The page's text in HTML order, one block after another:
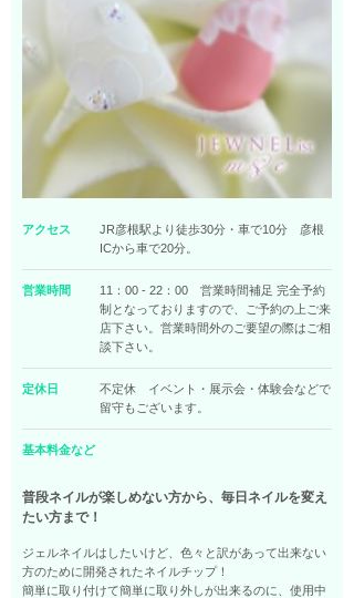
アクセス
JR彦根駅より徒歩30分・車で10分 彦根
ICから車で20分。
営業時間
11：00 - 22：00 営業時間補足 完全予約
制となっておりますので、ご予約の上ご来
店下さい。営業時間外のご要望の際はご相
談下さい。
定休日
不定休 イベント・展示会・体験会などで
留守もございます。
基本料金など
普段ネイルが楽しめない方から、毎日ネイルを変え
たい方まで！
ジェルネイルはしたいけど、色々と訳があって出来ない
方のために開発されたネイルチップ！
簡単に取り付けて簡単に取り外しが出来るのに、使用中